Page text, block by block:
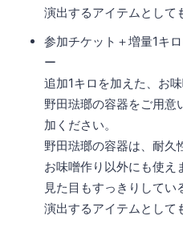
演出するアイテムとして
参加チケット＋増量1キ
ー
追加1キロを加えた、お
野田琺瑯の容器をご用意
加ください。
野田琺瑯の容器は、耐久
お味噌作り以外にも使え
見た目もすっきりしてい
演出するアイテムとして